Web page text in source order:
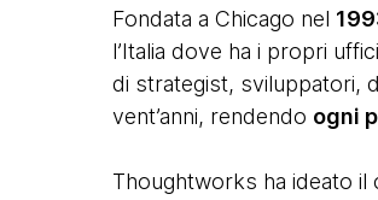
Fondata a Chicago nel
l’Italia dove ha i propri
di strategist, sviluppatori,
vent’anni, rendendo ogni
Thoughtworks ha ideato il